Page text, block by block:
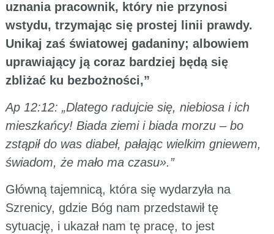
uznania pracownik, który nie przynosi
wstydu, trzymając się prostej linii prawdy.
Unikaj zaś światowej gadaniny; albowiem
uprawiający ją coraz bardziej będą się
zbliżać ku bezbożności,”
Ap 12:12: „Dlatego radujcie się, niebiosa i ich
mieszkańcy! Biada ziemi i biada morzu – bo
zstąpił do was diabeł, pałając wielkim gniewem,
świadom, że mało ma czasu».”
Główną tajemnicą, która się wydarzyła na
Szrenicy, gdzie Bóg nam przedstawił tę
sytuację, i ukazał nam tę pracę, to jest